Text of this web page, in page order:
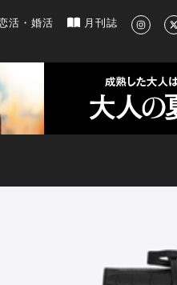
ルメ、洗練されたライフスタ
活・婚活 月刊誌